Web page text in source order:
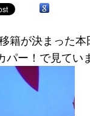
籍が決まった本
パー！で見てい